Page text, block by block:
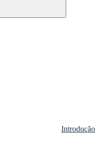
Introdução